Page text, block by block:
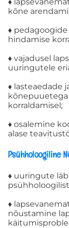
kõne
♦
hindamise
♦ vajadusel
uuringutele
♦ lasteaedade
korraldamisel;
♦ osalemine
alase
Psühholoogiline
♦ uuringute
♦
nõustamine